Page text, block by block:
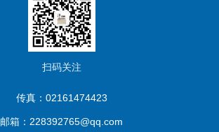
扫码关注
传真：02161474423
邮箱：228392765@qq.com